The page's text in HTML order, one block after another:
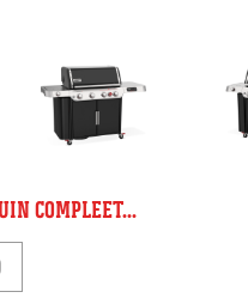
COMPLEET...